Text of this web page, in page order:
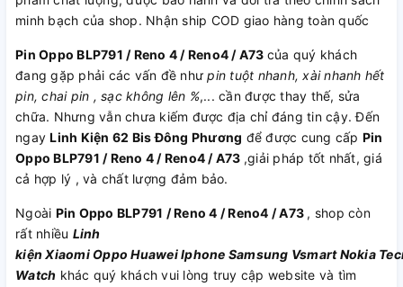
minh bạch của shop. Nhận ship COD giao hàng toàn quốc
Pin Oppo BLP791 / Reno 4 / Reno4 / A73 của quý khách
đang gặp phải các vấn đề nhưpin tuột nhanh, xài nhanh hết
pin, chai pin , sạc không lên %,... cần được thay thế, sửa
chữa. Nhưng vẫn chưa kiếm được địa chỉ đáng tin cậy. Đến
ngayLinh Kiện 62 Bis Đông Phương để được cung cấp Pin
Oppo BLP791 / Reno 4 / Reno4 / A73 ,giải pháp tốt nhất, giá
cả hợp lý , và chất lượng đảm bảo.
Ngoài Pin Oppo BLP791 / Reno 4 / Reno4 / A73 , shop còn
rất nhiều Linh
kiệnXiaomi Oppo HuaweiIphone Samsung Vsmart Nokia
Watch khác quý khách vui lòng truy cập website và tìm